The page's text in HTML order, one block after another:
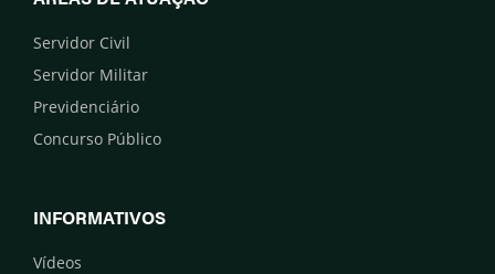
Servidor Civil
Servidor Militar
Previdenciário
Concurso Público
INFORMATIVOS
Vídeos